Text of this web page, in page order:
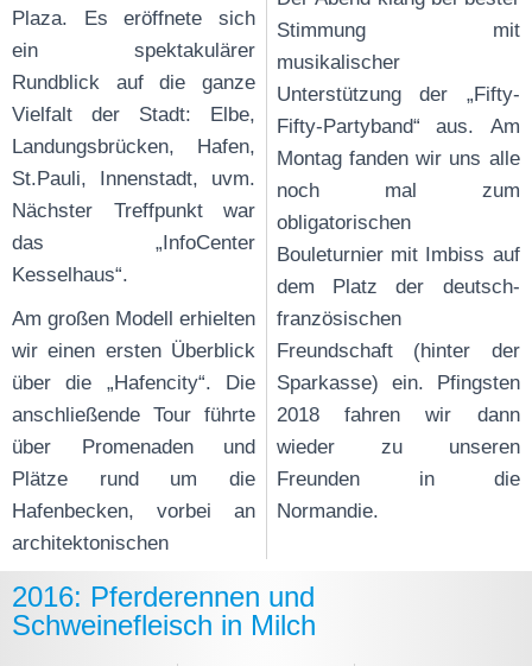
Plaza. Es eröffnete sich
ein spektakulärer
Rundblick auf die ganze
Vielfalt der Stadt: Elbe,
Landungsbrücken, Hafen,
St.Pauli, Innenstadt, uvm.
Nächster Treffpunkt war
das „InfoCenter
Kesselhaus“.
Am großen Modell erhielten
wir einen ersten Überblick
über die „Hafencity“. Die
anschließende Tour führte
über Promenaden und
Plätze rund um die
Hafenbecken, vorbei an
architektonischen
Stimmung mit
musikalischer
Unterstützung der „Fifty-
Fifty-Partyband“ aus. Am
Montag fanden wir uns alle
noch mal zum
obligatorischen
Bouleturnier mit Imbiss auf
dem Platz der deutsch-
französischen
Freundschaft (hinter der
Sparkasse) ein. Pfingsten
2018 fahren wir dann
wieder zu unseren
Freunden in die
Normandie.
2016: Pferderennen und
Schweinefleisch in Milch